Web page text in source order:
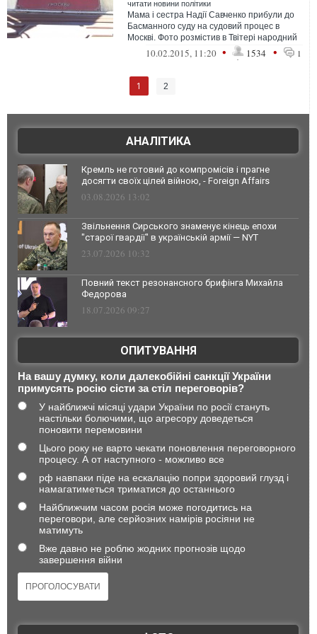
читати новини політики
Мама і сестра Надії Савченко прибули до
Басманного суду на судовий процес в
Москві. Фото розмістив в Твітері народний
депутат Іван Крул...
10.02.2015, 11:20 • 1534 • 1
1 2
АНАЛІТИКА
Кремль не готовий до компромісів і прагне
досягти своїх цілей війною, - Foreign Affairs
03.08.2026 13:02
Звільнення Сирського знаменує кінець епохи
"старої гвардії" в українській армії — NYT
23.07.2026 10:32
Повний текст резонансного брифінга Михайла
Федорова
18.07.2026 09:27
ОПИТУВАННЯ
На вашу думку, коли далекобійні санкції України
примусять росію сісти за стіл переговорів?
У найближчі місяці удари України по росії стануть
настільки болючими, що агресору доведеться
поновити перемовини
Цього року не варто чекати поновлення переговорного
процесу. А от наступного - можливо все
рф навпаки піде на ескалацію попри здоровий глузд і
намагатиметься триматися до останнього
Найближчим часом росія може погодитись на
переговори, але серйозних намірів росіяни не
матимуть
Вже давно не роблю жодних прогнозів щодо
завершення війни